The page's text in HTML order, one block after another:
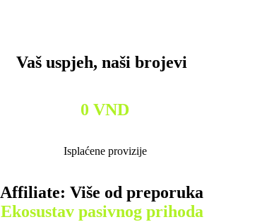
Vaš uspjeh, naši brojevi
0 VND
Isplaćene provizije
Affiliate: Više od preporuka
Ekosustav pasivnog prihoda